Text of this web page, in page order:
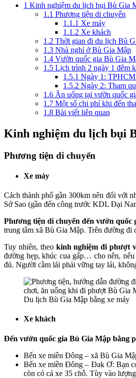
1 Kinh nghiệm du lịch bụi Bù Gia
1.1 Phương tiện di chuyển
1.1.1 Xe máy
1.1.2 Xe khách
1.2 Thời gian đi du lịch Bù
1.3 Nhà nghỉ ở Bù Gia Mập
1.4 Vườn quốc gia Bù Gia
1.5 Lịch trình 2 ngày 1 đêm
1.5.1 Ngày 1:
1.5.2 Ngày 2: Tham
1.6 Ăn uống tại vườn quốc
1.7 Một số chi phí khi đến
1.8 Bài viết liên quan
Kinh nghiệm du lịch bụi
Phương tiện di chuyển
Xe máy
Cách thành phố gần 300km nên đối với
Sở Sao (gần đến công trước KDL Đại
Phương tiện di chuyển đến vườn quốc
trung tâm xã Bù Gia Mập. Trên đường
Tuy nhiên, theo kinh nghiệm đi phượt
đường hẹp, khúc cua gấp… cho nên,
đủ. Người cầm lái phải vững tay lái,
Du lịch Bù Gia Mập bằng xe máy
Xe khách
Đến vườn quốc gia Bù Gia Mập bằng
Bến xe miền Đông – xã Bù Gia
Bến xe miền Đông – Đak Ơ: Bạn
còn có cả xe 35 chỗ. Tùy vào